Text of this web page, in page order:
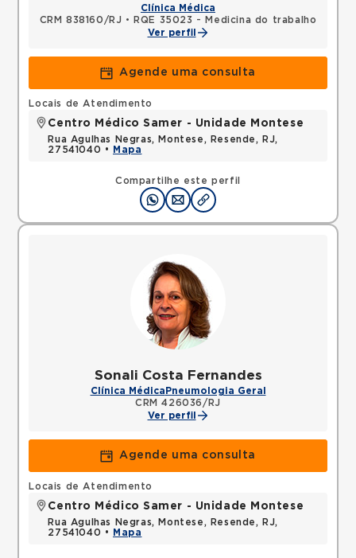
Clínica Médica
CRM 838160/RJ •
RQE 35023 - Medicina do trabalho
Ver perfil
Agende uma consulta
Compartilhe este perfil
Locais de Atendimento
Centro Médico Samer - Unidade Montese
Rua Agulhas Negras, Montese, Resende, RJ,
27541040 •
Mapa
Sonali Costa Fernandes
Clínica Médica Pneumologia Geral
CRM 426036/RJ
Ver perfil
Agende uma consulta
Locais de Atendimento
Centro Médico Samer - Unidade Montese
Rua Agulhas Negras, Montese, Resende, RJ,
27541040 •
Mapa